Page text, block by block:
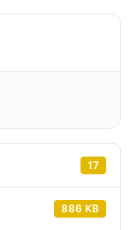
17
886 KB